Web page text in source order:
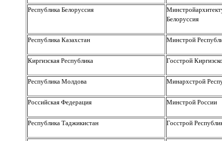
Республика Белоруссия
Белоруссия
Республика Казахстан Минстрой
Киргизская Республика Госстрой
Республика Молдова Минархстрой
Российская Федерация Минстрой России
Республика Таджикистан Госстрой